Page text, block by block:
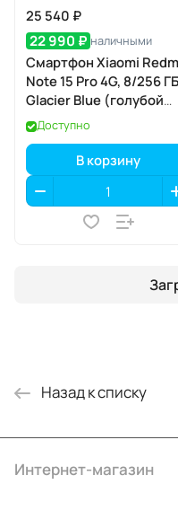
25 540 ₽
22 990 ₽ наличными
Смартфон Xiaomi
Note 15 Pro 4G, 8/256
Glacier Blue (голубой
лёд)
Доступно
В корзину
Назад к списку
Интернет-магазин